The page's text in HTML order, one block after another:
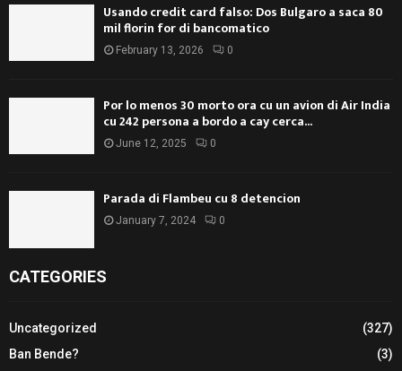
Usando credit card falso: Dos Bulgaro a saca 80
mil florin for di bancomatico
February 13, 2026 0
Por lo menos 30 morto ora cu un avion di Air India
cu 242 persona a bordo a cay cerca...
June 12, 2025 0
Parada di Flambeu cu 8 detencion
January 7, 2024 0
CATEGORIES
Uncategorized
(327)
Ban Bende?
(3)